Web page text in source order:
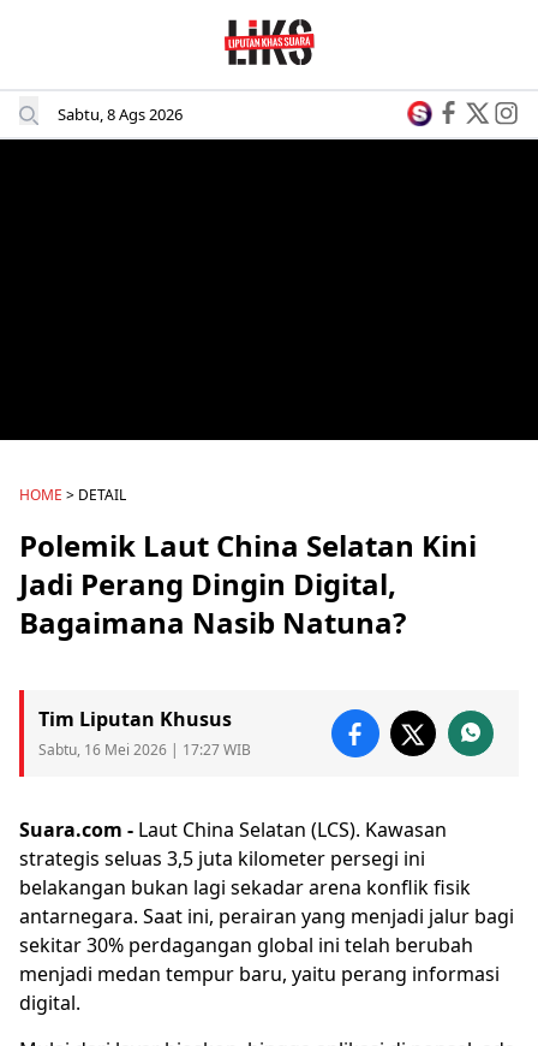
Sabtu, 8 Ags 2026
HOME > DETAIL
Polemik Laut China Selatan Kini
Jadi Perang Dingin Digital,
Bagaimana Nasib Natuna?
Tim Liputan Khusus
Sabtu, 16 Mei 2026 | 17:27 WIB
Suara.com - Laut China Selatan (LCS). Kawasan
strategis seluas 3,5 juta kilometer persegi ini
belakangan bukan lagi sekadar arena konflik fisik
antarnegara. Saat ini, perairan yang menjadi jalur bagi
sekitar 30% perdagangan global ini telah berubah
menjadi medan tempur baru, yaitu perang informasi
digital.